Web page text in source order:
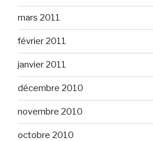
mars 2011
février 2011
janvier 2011
décembre 2010
novembre 2010
octobre 2010